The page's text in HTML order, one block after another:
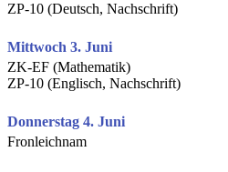
ZP-10 (Deutsch, Nachschrift)
Mittwoch 3. Juni
ZK-EF (Mathematik)
ZP-10 (Englisch, Nachschrift)
Donnerstag 4. Juni
Fronleichnam